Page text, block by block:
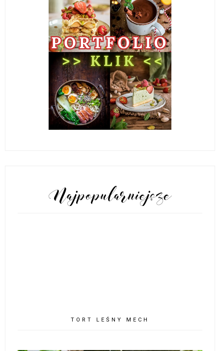
POPULARNE POSTY
TORT LEŚNY MECH